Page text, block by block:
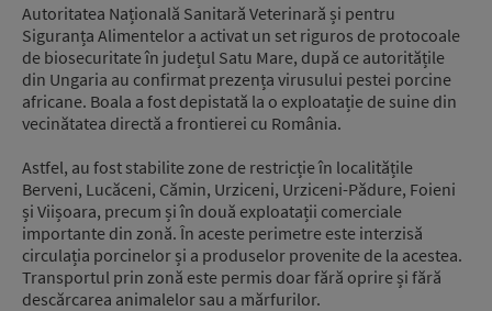
Autoritatea Națională Sanitară Veterinară și pentru
Siguranța Alimentelor a activat un set riguros de protocoale
de biosecuritate în județul Satu Mare, după ce autoritățile
din Ungaria au confirmat prezența virusului pestei porcine
africane. Boala a fost depistată la o exploatație de suine din
vecinătatea directă a frontierei cu România.
Astfel, au fost stabilite zone de restricție în localitățile
Berveni, Lucăceni, Cămin, Urziceni, Urziceni-Pădure, Foieni
și Viișoara, precum și în două exploatații comerciale
importante din zonă. În aceste perimetre este interzisă
circulația porcinelor și a produselor provenite de la acestea.
Transportul prin zonă este permis doar fără oprire și fără
descărcarea animalelor sau a mărfurilor.